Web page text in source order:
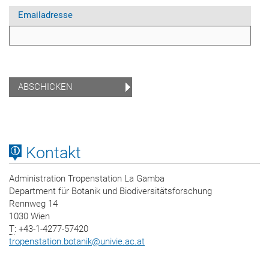
Emailadresse
Kontakt
Administration Tropenstation La Gamba
Department für Botanik und Biodiversitätsforschung
Rennweg 14
1030 Wien
T: +43-1-4277-57420
tropenstation.botanik@univie.ac.at